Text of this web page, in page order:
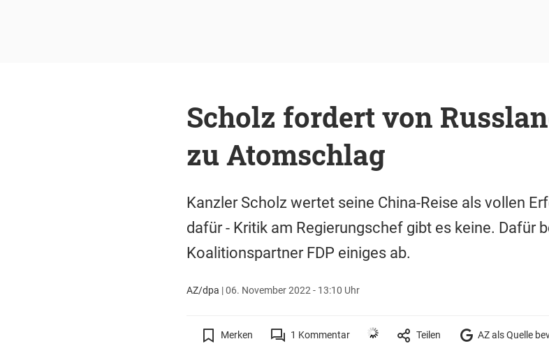
Scholz fordert von
zu Atomschlag
Kanzler Scholz wertet seine China-Reise als vollen
dafür - Kritik am Regierungschef gibt es keine. Dafür
Koalitionspartner FDP einiges ab.
AZ/dpa |06. November 2022 - 13:10 Uhr
Merken 1 Kommentar Teilen AZ als Quelle